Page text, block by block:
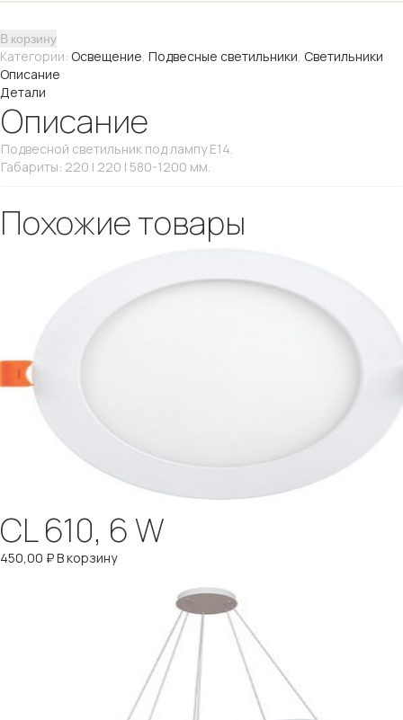
В корзину
Категории: Освещение, Подвесные светильники, Светильники
Описание
Детали
Описание
Подвесной светильник под лампу E14.
Габариты: 220 | 220 | 580-1200 мм.
Похожие товары
CL 610, 6 W
450,00 ₽В корзину